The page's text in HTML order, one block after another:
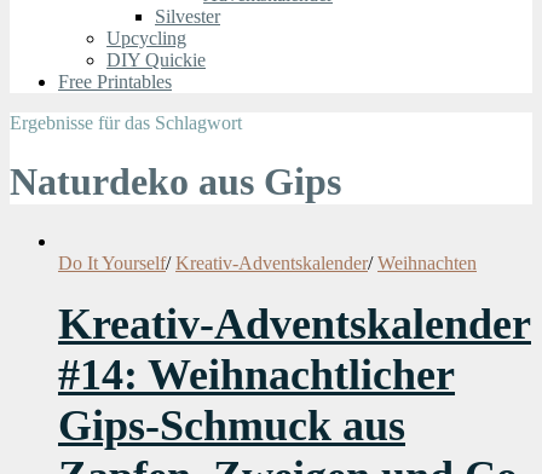
Silvester
Upcycling
DIY Quickie
Free Printables
Ergebnisse für das Schlagwort
Naturdeko aus Gips
Do It Yourself/ Kreativ-Adventskalender/ Weihnachten
Kreativ-Adventskalender
#14: Weihnachtlicher
Gips-Schmuck aus